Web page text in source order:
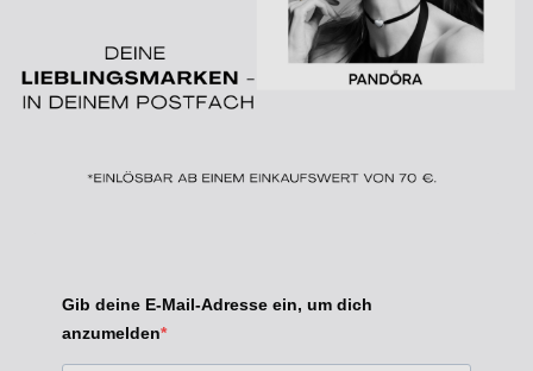
Gib deine E-Mail-Adresse ein, um dich
anzumelden